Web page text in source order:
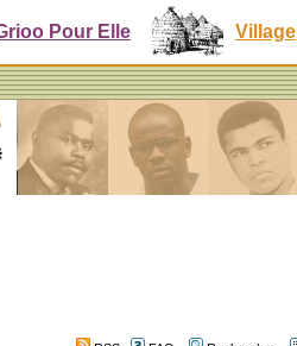
Pour Elle Village